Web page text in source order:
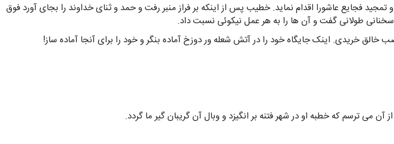
فجایع عاشورا اقدام نماید. خطیب پس از اینکه بر فراز منبر رفت و حمد و ثنای خداوند را بجای آورد فوق
سخنانی طولانی گفت و آن ها را به هر عمل نیکوئی نسبت داد.
خریدی. اینک جایگاه خود را در آتش شعله ور دوزخ آماده بنگر و خود را برای آنجا آماده ساز!
می ترسم که خطبه او در شهر فتنه بر انگیزد و وبال آن گریبان گیر ما گردد.